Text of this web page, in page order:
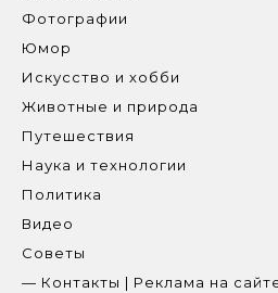
Фотографии
Юмор
Искусство и хобби
Животные и природа
Путешествия
Наука и технологии
Политика
Видео
Советы
— Контакты | Реклама на